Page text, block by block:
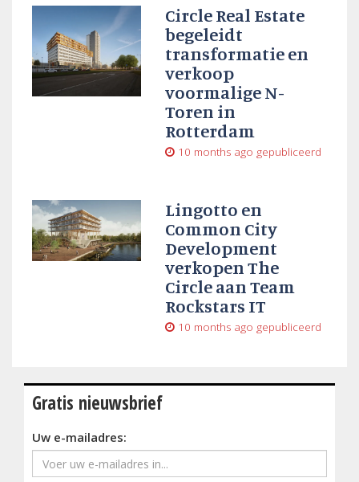
Circle Real Estate
begeleidt
transformatie en
verkoop
voormalige N-
Toren in
Rotterdam
10 months ago gepubliceerd
Lingotto en
Common City
Development
verkopen The
Circle aan Team
Rockstars IT
10 months ago gepubliceerd
Gratis nieuwsbrief
Uw e-mailadres: